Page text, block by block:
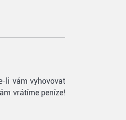
li vám vyhovovat
vrátíme peníze!